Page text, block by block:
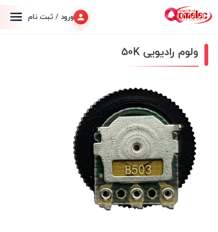
ورود / ثبت نام
ولوم رادیویی 50K